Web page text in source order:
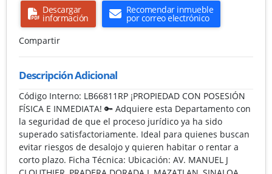
Descargar
información
Recomendar inmueble
por correo electrónico
Compartir
Descripción Adicional
Código Interno: LB66811RP ¡PROPIEDAD CON POSESIÓN
FÍSICA E INMEDIATA! 🔑 Adquiere esta Departamento con
la seguridad de que el proceso jurídico ya ha sido
superado satisfactoriamente. Ideal para quienes buscan
evitar riesgos de desalojo y quieren habitar o rentar a
corto plazo. Ficha Técnica: Ubicación: AV. MANUEL J